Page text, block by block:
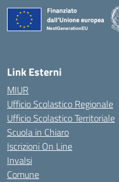
Link Esterni
MIUR
Ufficio Scolastico Regionale
Ufficio Scolastico Territoriale
Scuola in Chiaro
Iscrizioni On Line
Invalsi
Comune